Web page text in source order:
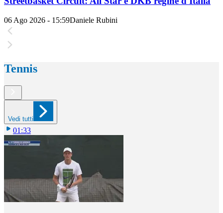
06 Ago 2026 - 15:59Daniele Rubini
Tennis
Vedi tutti
01:33